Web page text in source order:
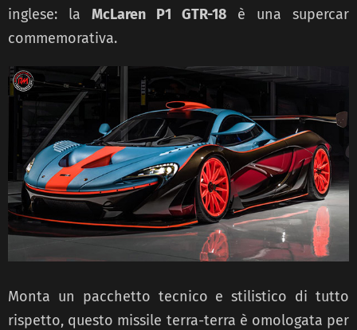
inglese: la McLaren P1 GTR-18 è una supercar
commemorativa.
Monta un pacchetto tecnico e stilistico di tutto
rispetto, questo missile terra-terra è omologata per